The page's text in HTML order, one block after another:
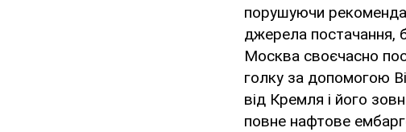
порушуючи
джерела постачання,
Москва своєчасно
голку за допомогою
від Кремля і його
повне нафтове